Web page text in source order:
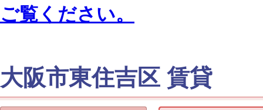
ご覧ください。
大阪市東住吉区 賃貸